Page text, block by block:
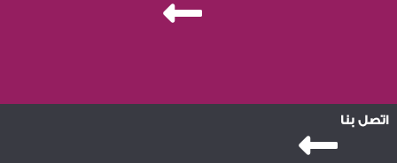
اتصل بنا